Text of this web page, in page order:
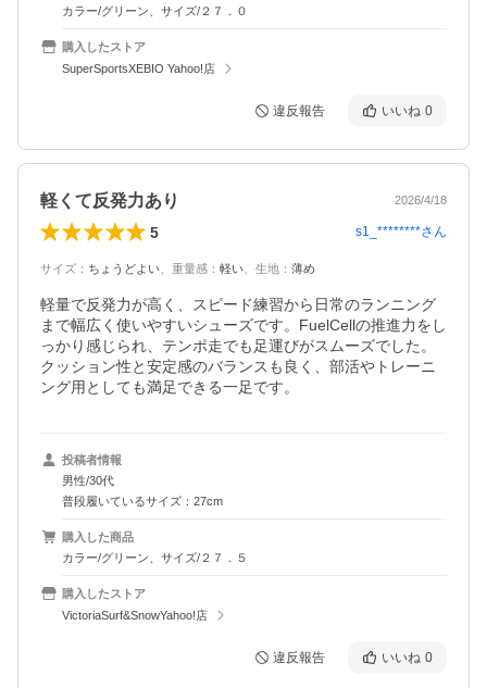
カラー/グリーン、サイズ/２７．０
購入したストア
SuperSportsXEBIO Yahoo!店
違反報告 いいね 0
軽くて反発力あり 2026/4/18
5 s1_********さん
サイズ ： ちょうどよい 重量感 ： 軽い 生地 ： 薄め
軽量で反発力が高く、スピード練習から日常のランニング
まで幅広く使いやすいシューズです。FuelCellの推進力をし
っかり感じられ、テンポ走でも足運びがスムーズでした。
クッション性と安定感のバランスも良く、部活やトレーニ
ング用としても満足できる一足です。
投稿者情報
男性/30代
普段履いているサイズ：27cm
購入した商品
カラー/グリーン、サイズ/２７．５
購入したストア
VictoriaSurf&SnowYahoo!店
違反報告 いいね 0